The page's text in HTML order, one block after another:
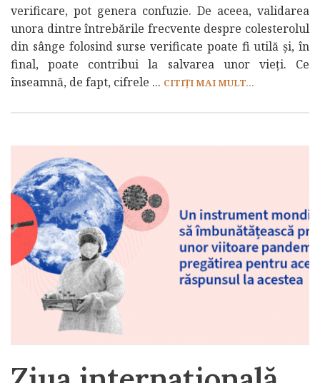
verificare, pot genera confuzie. De aceea, validarea
unora dintre întrebările frecvente despre colesterolul
din sânge folosind surse verificate poate fi utilă și, în
final, poate contribui la salvarea unor vieți. Ce
înseamnă, de fapt, cifrele ... CITIȚI MAI MULT...